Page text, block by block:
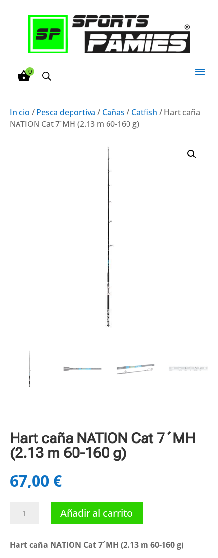
0
Inicio / Pesca deportiva / Cañas / Catfish / Hart caña
NATION Cat 7´MH (2.13 m 60-160 g)
Hart caña NATION Cat 7´MH
(2.13 m 60-160 g)
67,00 €
caña
Cat
Añadir al carrito
Hart caña NATION Cat 7´MH (2.13 m 60-160 g)